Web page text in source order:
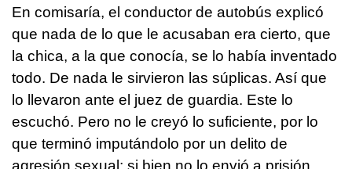
En comisaría, el conductor de autobús explicó
que nada de lo que le acusaban era cierto, que
la chica, a la que conocía, se lo había inventado
todo. De nada le sirvieron las súplicas. Así que
lo llevaron ante el juez de guardia. Este lo
escuchó. Pero no le creyó lo suficiente, por lo
que terminó imputándolo por un delito de
agresión sexual; si bien no lo envió a prisión